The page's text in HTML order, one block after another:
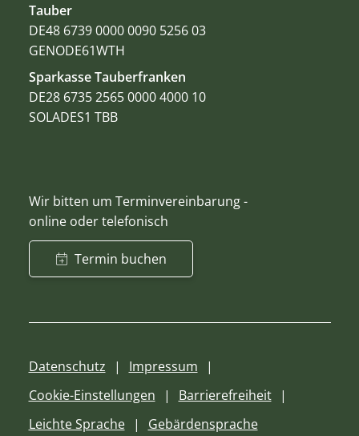
Tauber
DE48 6739 0000 0090 5256 03
GENODE61WTH
Sparkasse Tauberfranken
DE28 6735 2565 0000 4000 10
SOLADES1 TBB
Wir bitten um Terminvereinbarung -
online oder telefonisch
Termin buchen
Datenschutz
Impressum
Cookie-Einstellungen
Barrierefreiheit
Leichte Sprache
Gebärdensprache